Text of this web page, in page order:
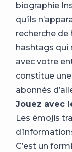
biographie
qu’ils
recherche de
hashtags qui
avec votre
constitue
abonnés
Jouez avec
Les émojis
C’est un